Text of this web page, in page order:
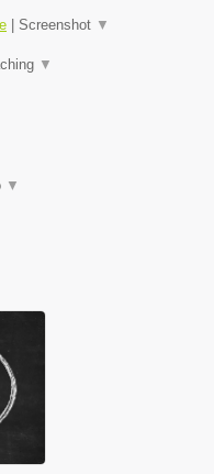
Screenshot ▼
▼
▼